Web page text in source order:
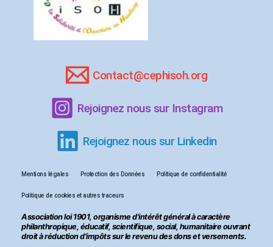
Contact@cephisoh.org
Rejoignez nous sur Instagram
Rejoignez nous sur Linkedin
Mentions légales Protection des Données Politique de confidentialité
Politique de cookies et autres traceurs
Association loi 1901, organisme d'intérêt général à caractère
philanthropique, éducatif, scientifique, social, humanitaire ouvrant
droit à réduction d'impôts sur le revenu des dons et versements.